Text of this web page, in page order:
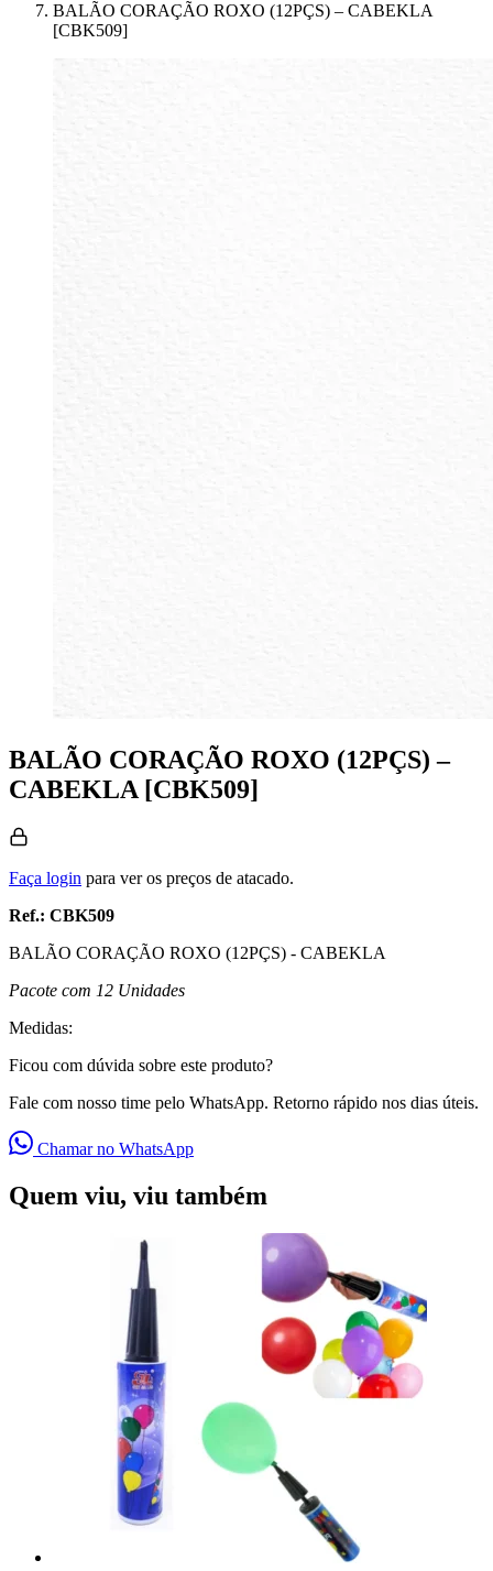
BALÃO CORAÇÃO ROXO (12PÇS) – CABEKLA
[CBK509]
BALÃO CORAÇÃO ROXO (12PÇS) –
CABEKLA [CBK509]
Faça login para ver os preços de atacado.
Ref.: CBK509
BALÃO CORAÇÃO ROXO (12PÇS) - CABEKLA
Pacote com 12 Unidades
Medidas:
Ficou com dúvida sobre este produto?
Fale com nosso time pelo WhatsApp. Retorno rápido nos dias úteis.
Chamar no WhatsApp
Quem viu, viu também